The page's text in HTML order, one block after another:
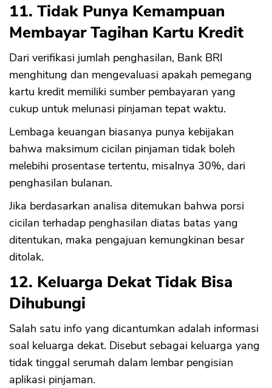
11. Tidak Punya Kemampuan
Membayar Tagihan Kartu Kredit
Dari verifikasi jumlah penghasilan, Bank BRI
menghitung dan mengevaluasi apakah pemegang
kartu kredit memiliki sumber pembayaran yang
cukup untuk melunasi pinjaman tepat waktu.
Lembaga keuangan biasanya punya kebijakan
bahwa maksimum cicilan pinjaman tidak boleh
melebihi prosentase tertentu, misalnya 30%, dari
penghasilan bulanan.
Jika berdasarkan analisa ditemukan bahwa porsi
cicilan terhadap penghasilan diatas batas yang
ditentukan, maka pengajuan kemungkinan besar
ditolak.
12. Keluarga Dekat Tidak Bisa
Dihubungi
Salah satu info yang dicantumkan adalah informasi
soal keluarga dekat. Disebut sebagai keluarga yang
tidak tinggal serumah dalam lembar pengisian
aplikasi pinjaman.